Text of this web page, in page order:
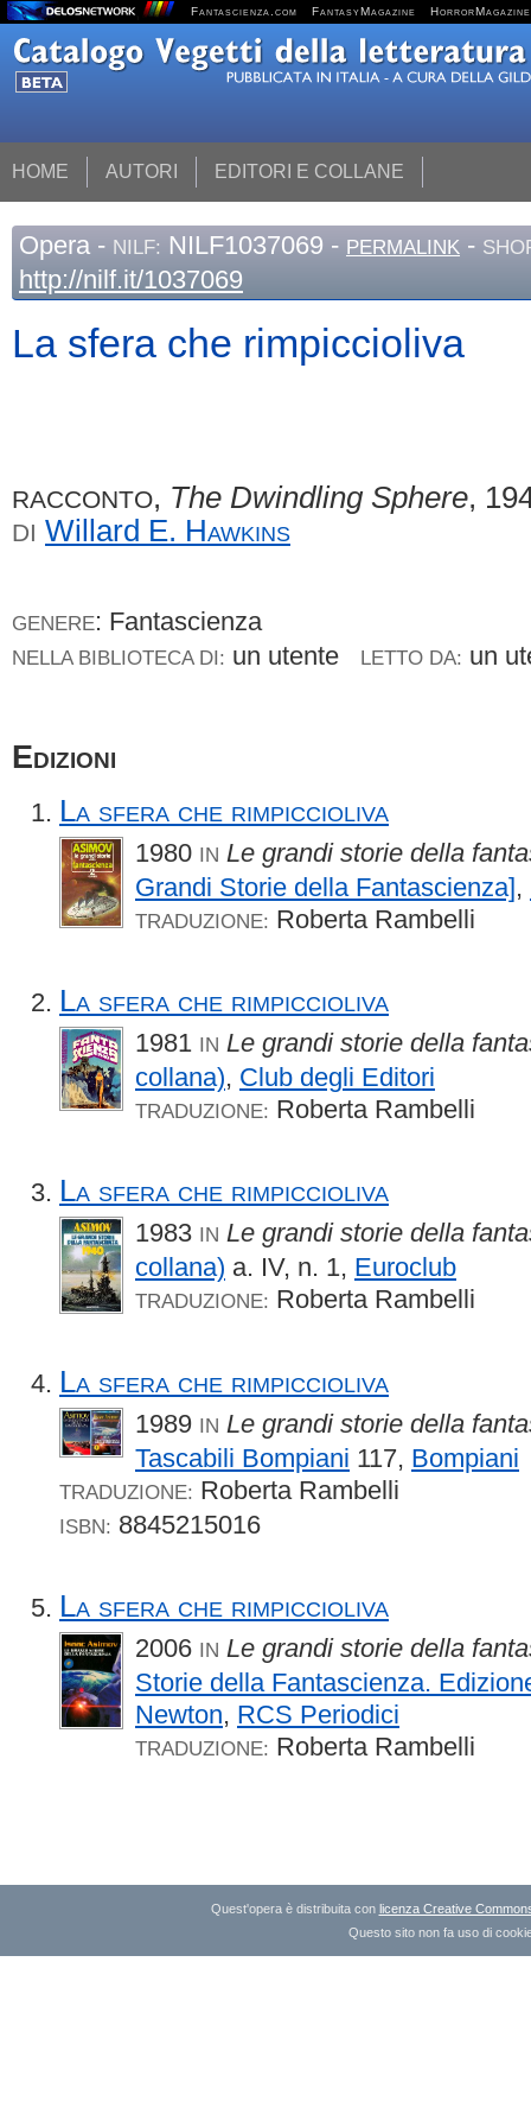
Fantascienza.com FantasyMagazine HorrorMagazine
HOME AUTORI EDITORI E COLLANE
Opera - NILF: NILF1037069 - PERMALINK -
http://nilf.it/1037069
La sfera che rimpiccioliva
RACCONTO, The Dwindling Sphere,
DI Willard E. Hawkins
GENERE: Fantascienza
NELLA BIBLIOTECA DI: un utente LETTO DA: un
Edizioni
La sfera che rimpiccioliva
1980 IN Le grandi storie della
Grandi Storie della Fantascienza],
TRADUZIONE: Roberta Rambelli
La sfera che rimpiccioliva
1981 IN Le grandi storie della
collana), Club degli Editori
TRADUZIONE: Roberta Rambelli
La sfera che rimpiccioliva
1983 IN Le grandi storie della
collana) a. IV, n. 1, Euroclub
TRADUZIONE: Roberta Rambelli
La sfera che rimpiccioliva
1989 IN Le grandi storie della
Tascabili Bompiani 117, Bompiani
TRADUZIONE: Roberta Rambelli
ISBN: 8845215016
La sfera che rimpiccioliva
2006 IN Le grandi storie della
Storie della Fantascienza.
Newton, RCS Periodici
TRADUZIONE: Roberta Rambelli
Quest'opera è distribuita con licenza Creative
Questo sito non fa uso di